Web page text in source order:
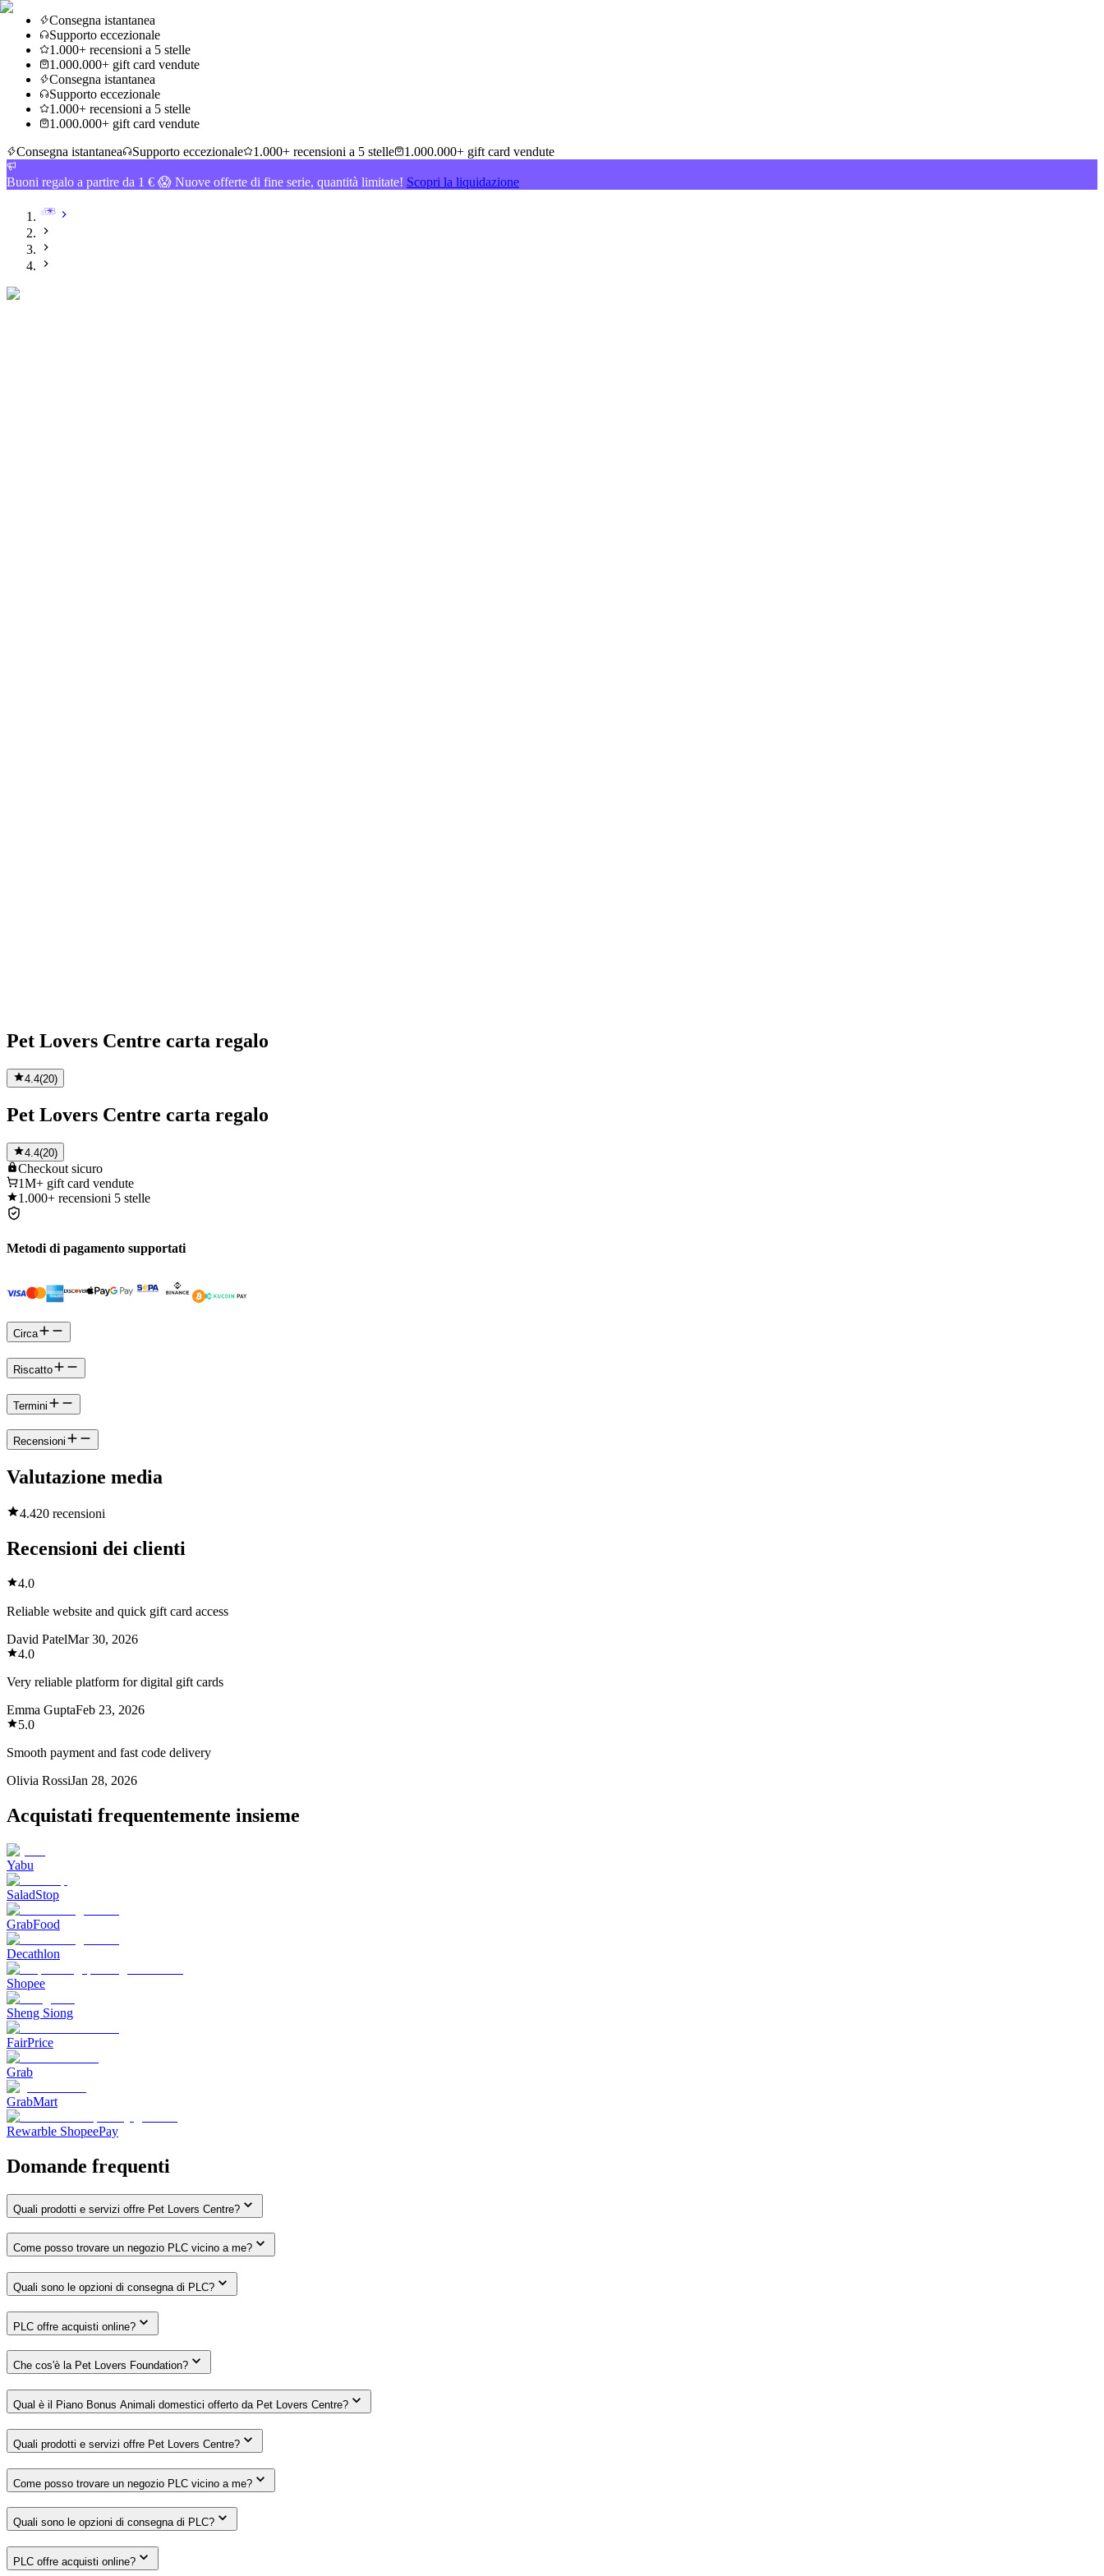
Consegna istantanea
Supporto eccezionale
1.000+ recensioni a 5 stelle
1.000.000+ gift card vendute
Consegna istantanea
Supporto eccezionale
1.000+ recensioni a 5 stelle
1.000.000+ gift card vendute
Consegna istantanea
Supporto eccezionale 1.000+ recensioni a 5 stelle 1.000.000+ gift card vendute
Buoni regalo a partire da 1 € 😱 Nuove offerte di fine serie, quantità limitate! Scopri la liquidazione
Pet Lovers Centre carta regalo
4.4(20)
Pet Lovers Centre carta regalo
4.4(20)
Checkout sicuro
1M+ gift card vendute
1.000+ recensioni 5 stelle
Metodi di pagamento supportati
Circa
Riscatto
Termini
Recensioni
Valutazione media
4.420 recensioni
Recensioni dei clienti
4.0
Reliable website and quick gift card access
David PatelMar 30, 2026
4.0
Very reliable platform for digital gift cards
Emma GuptaFeb 23, 2026
5.0
Smooth payment and fast code delivery
Olivia RossiJan 28, 2026
Acquistati frequentemente insieme
Yabu
SaladStop
GrabFood
Decathlon
Shopee
Sheng Siong
FairPrice
Grab
GrabMart
Rewarble ShopeePay
Domande frequenti
Quali prodotti e servizi offre Pet Lovers Centre?
Come posso trovare un negozio PLC vicino a me?
Quali sono le opzioni di consegna di PLC?
PLC offre acquisti online?
Che cos'è la Pet Lovers Foundation?
Qual è il Piano Bonus Animali domestici offerto da Pet Lovers Centre?
Quali prodotti e servizi offre Pet Lovers Centre?
Come posso trovare un negozio PLC vicino a me?
Quali sono le opzioni di consegna di PLC?
PLC offre acquisti online?